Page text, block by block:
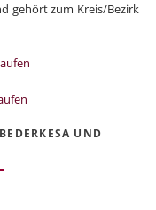
gehört zum Kreis/Bezirk
UND